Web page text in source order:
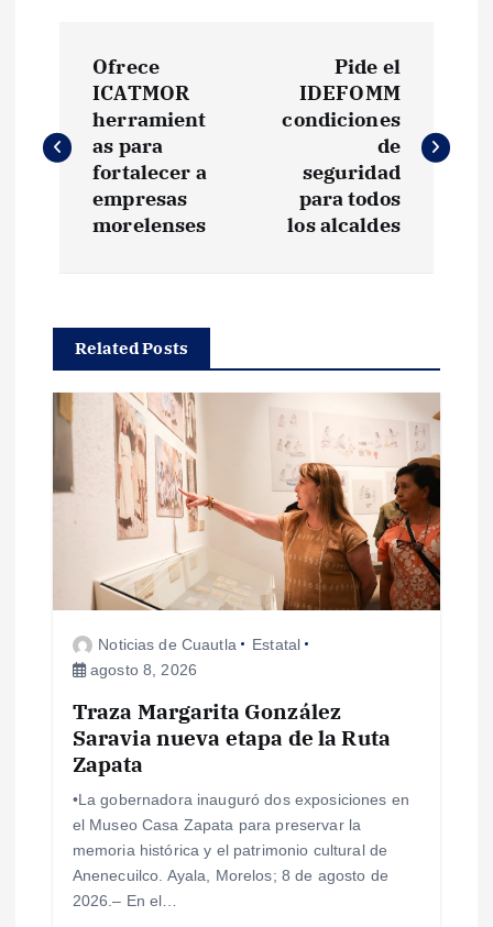
v
a
c
ó
Ofrece
ICATMOR
herramient
as para
fortalecer a
empresas
morelenses
Pide el
IDEFOMM
condiciones
de
seguridad
para todos
los alcaldes
Related Posts
Noticias de Cuautla
Estatal
agosto 8, 2026
Traza Margarita González
Saravia nueva etapa de la Ruta
Zapata
•La gobernadora inauguró dos exposiciones en
el Museo Casa Zapata para preservar la
memoria histórica y el patrimonio cultural de
Anenecuilco. Ayala, Morelos; 8 de agosto de
2026.– En el…